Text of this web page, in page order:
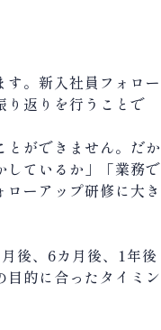
。新入社員フォロー
り返りを行うことで
ができません。だか
しているか」「業務で
ーアップ研修に大き
後、6カ月後、1年後
的に合ったタイミン